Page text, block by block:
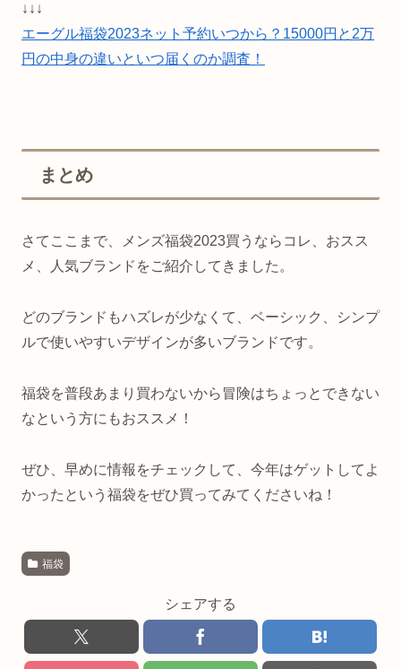
↓↓↓
エーグル福袋2023ネット予約いつから？15000円と2万
円の中身の違いといつ届くのか調査！
まとめ
さてここまで、メンズ福袋2023買うならコレ、おスス
メ、人気ブランドをご紹介してきました。
どのブランドもハズレが少なくて、ベーシック、シンプ
ルで使いやすいデザインが多いブランドです。
福袋を普段あまり買わないから冒険はちょっとできない
なという方にもおススメ！
ぜひ、早めに情報をチェックして、今年はゲットしてよ
かったという福袋をぜひ買ってみてくださいね！
福袋
シェアする